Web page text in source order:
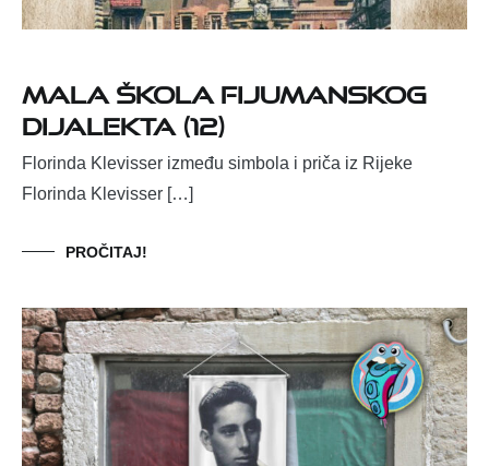
MALA ŠKOLA FIJUMANSKOG
DIJALEKTA (12)
Florinda Klevisser između simbola i priča iz Rijeke
Florinda Klevisser […]
PROČITAJ!